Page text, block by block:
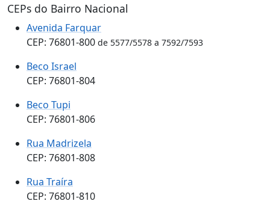
CEPs do Bairro Nacional
Avenida Farquar
CEP: 76801-800 de 5577/5578 a 7592/7593
Beco Israel
CEP: 76801-804
Beco Tupi
CEP: 76801-806
Rua Madrizela
CEP: 76801-808
Rua Traíra
CEP: 76801-810